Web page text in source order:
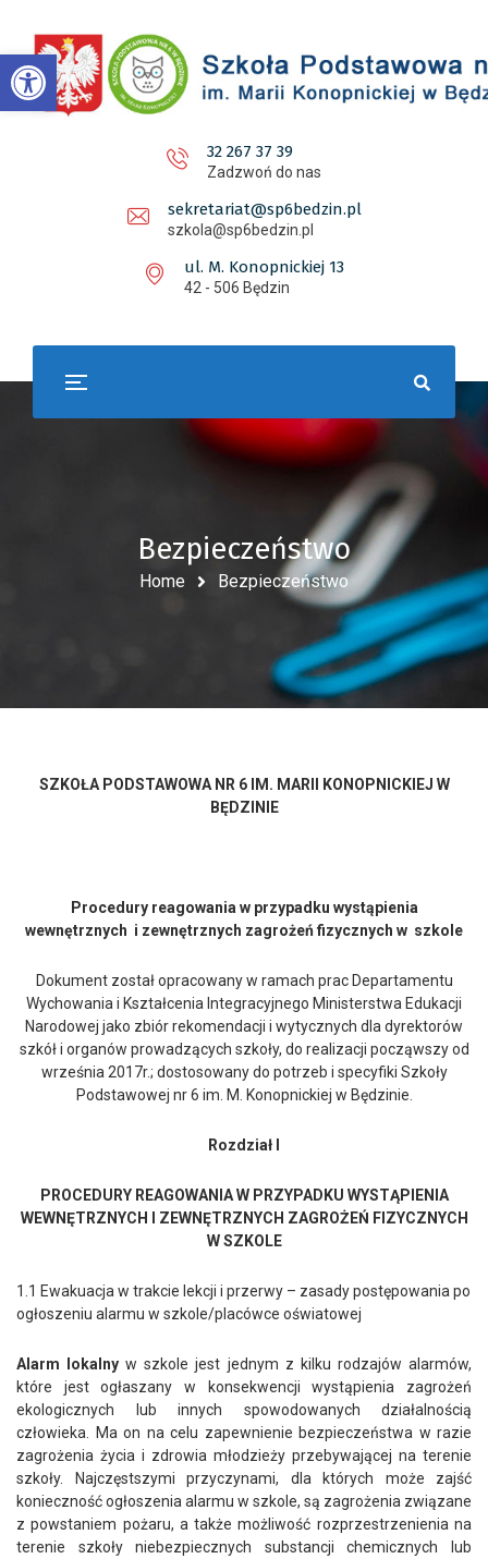
Otwórz pasek narzędzi
32 267 37 39
Zadzwoń do nas
sekretariat@sp6bedzin.pl
szkola@sp6bedzin.pl
ul. M. Konopnickiej 13
42 - 506 Będzin
Bezpieczeństwo
Home Bezpieczeństwo
SZKOŁA PODSTAWOWA NR 6 IM. MARII KONOPNICKIEJ W
BĘDZINIE
Procedury reagowania w przypadku wystąpienia
wewnętrznych i zewnętrznych zagrożeń fizycznych w szkole
Dokument został opracowany w ramach prac Departamentu
Wychowania i Kształcenia Integracyjnego Ministerstwa Edukacji
Narodowej jako zbiór rekomendacji i wytycznych dla dyrektorów
szkół i organów prowadzących szkoły, do realizacji począwszy od
września 2017r.; dostosowany do potrzeb i specyfiki Szkoły
Podstawowej nr 6 im. M. Konopnickiej w Będzinie.
Rozdział I
PROCEDURY REAGOWANIA W PRZYPADKU WYSTĄPIENIA
WEWNĘTRZNYCH I ZEWNĘTRZNYCH ZAGROŻEŃ FIZYCZNYCH
W SZKOLE
1.1 Ewakuacja w trakcie lekcji i przerwy – zasady postępowania po
ogłoszeniu alarmu w szkole/placówce oświatowej
Alarm lokalny w szkole jest jednym z kilku rodzajów alarmów,
które jest ogłaszany w konsekwencji wystąpienia zagrożeń
ekologicznych lub innych spowodowanych działalnością
człowieka. Ma on na celu zapewnienie bezpieczeństwa w razie
zagrożenia życia i zdrowia młodzieży przebywającej na terenie
szkoły. Najczęstszymi przyczynami, dla których może zajść
konieczność ogłoszenia alarmu w szkole, są zagrożenia związane
z powstaniem pożaru, a także możliwość rozprzestrzenienia na
terenie szkoły niebezpiecznych substancji chemicznych lub